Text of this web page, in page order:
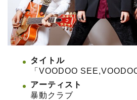
タイトル
「VOODOO
アーティスト
暴動クラブ